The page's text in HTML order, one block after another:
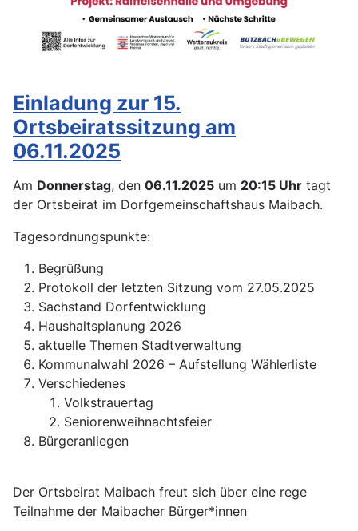
Einladung zur 15.
Ortsbeiratssitzung am
06.11.2025
Am Donnerstag, den 06.11.2025 um 20:15 Uhr tagt
der Ortsbeirat im Dorfgemeinschaftshaus Maibach.
Tagesordnungspunkte:
Begrüßung
Protokoll der letzten Sitzung vom 27.05.2025
Sachstand Dorfentwicklung
Haushaltsplanung 2026
aktuelle Themen Stadtverwaltung
Kommunalwahl 2026 – Aufstellung Wählerliste
Verschiedenes
Volkstrauertag
Seniorenweihnachtsfeier
Bürgeranliegen
Der Ortsbeirat Maibach freut sich über eine rege
Teilnahme der Maibacher Bürger*innen